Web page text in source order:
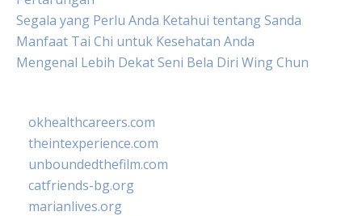
Segala yang Perlu Anda Ketahui tentang Sanda
Manfaat Tai Chi untuk Kesehatan Anda
Mengenal Lebih Dekat Seni Bela Diri Wing Chun
okhealthcareers.com
theintexperience.com
unboundedthefilm.com
catfriends-bg.org
marianlives.org